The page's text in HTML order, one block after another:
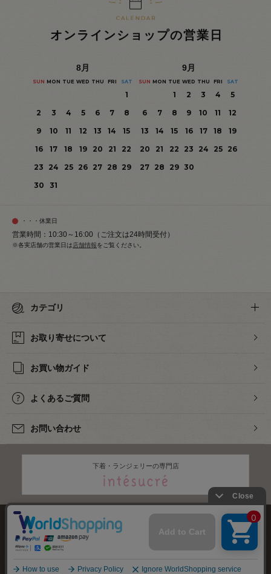
オンラインショップの営業日
8月
SUN MON TUE WED THU FRI SAT
1
2
3 4 5 6 7
8
9
10 11 12 13 14
15
16
17 18 19 20 21
22
23
24 25 26 27 28 29
30
31
9月
SUN MON TUE WED THU FRI SAT
1 2 3 4
5
6
7 8 9 10 11
12
13
14 15 16 17 18
19
20
21 22 23 24 25
26
27 28 29 30
・・・休業日
営業時間：10:30～16:00（ご注文は24時間受付）
※各実店舗の営業日は 店舗情報をご覧ください。
カテゴリ
お取り寄せについて
お買い物ガイド
よくあるご質問
お問い合わせ
下着・ランジェリーの専門店
株式会社オカダヤ
特定商取引法に基づく表記 プライバシーポリシー サイトマップ